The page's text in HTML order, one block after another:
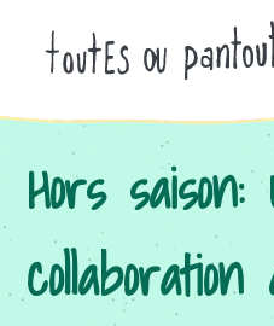
Hors